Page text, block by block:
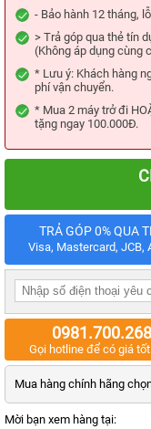
THIẾT
BỊ
NHÀ
KANGAROO
BÌNH
NÓNG
KHUYẾN
TIN
TỨC
SỰ
TƯ
VẤN
HƯỚNG
DẪN
- Bảo hành 12 tháng,
> Trả góp qua thẻ tín
(Không áp dụng cùng
* Lưu ý: Khách hàng
phí vận chuyển.
* Mua 2 máy trở đi
tặng ngay 100.000Đ.
TRẢ GÓP 0% QUA
Visa, Mastercard, JCB,
0981.700.268
Gọi hotline để có giá
Mua hàng chính hãng
Mời bạn xem hàng tại: